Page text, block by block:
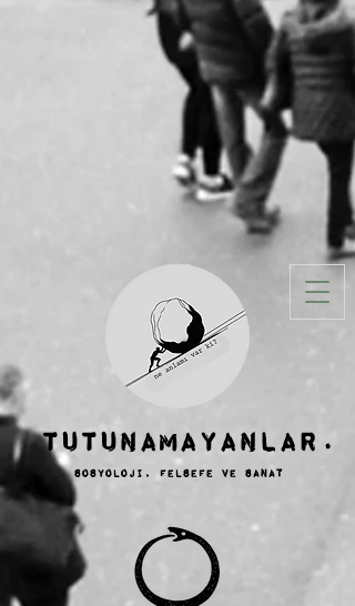
TUTUNAMAYANLAR.
sosyoloji, felsefe ve SANAT